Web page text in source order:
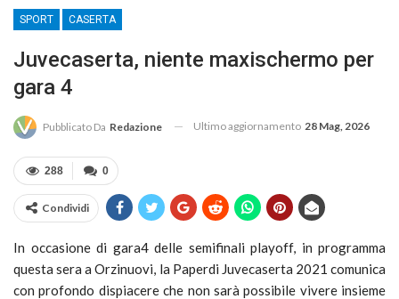
SPORT CASERTA
Juvecaserta, niente maxischermo per
gara 4
Pubblicato Da Redazione Ultimo aggiornamento 28 Mag, 2026
0
288
Condividi
In occasione di gara4 delle semifinali playoff, in programma
questa sera a Orzinuovi, la Paperdi Juvecaserta 2021 comunica
con profondo dispiacere che non sarà possibile vivere insieme